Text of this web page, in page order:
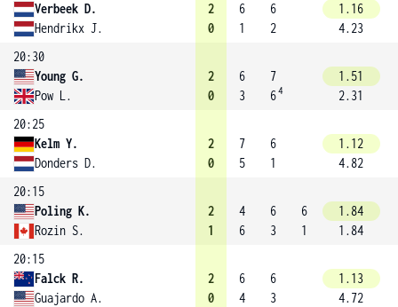
Verbeek D.
Hendrikx J.
2
0
6
1
6
2
1.16
4.23
20:30
Young G.
Pow L.
2
0
6
3
7
64
1.51
2.31
20:25
Kelm Y.
Donders D.
2
0
7
5
6
1
1.12
4.82
20:15
Poling K.
Rozin S.
2
1
4
6
6
3
6
1
1.84
1.84
20:15
Falck R.
Guajardo A.
2
0
6
4
6
3
1.13
4.72